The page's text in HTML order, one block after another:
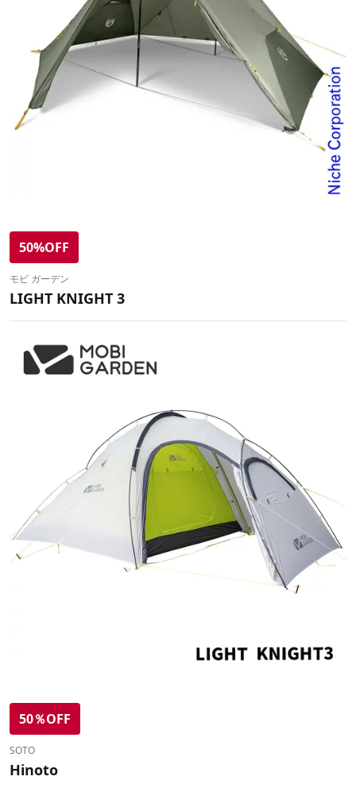
50%OFF
モビ ガーデン
LIGHT KNIGHT 3
50％OFF
SOTO
Hinoto